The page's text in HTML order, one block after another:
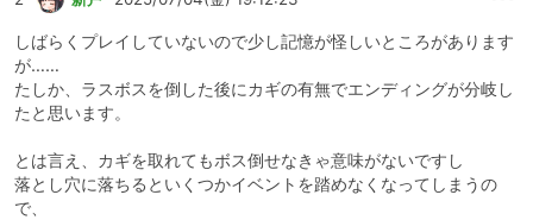
しばらくプレイしていないので少し記憶が怪しいところがあります
が……
たしか、ラスボスを倒した後にカギの有無でエンディングが分岐し
たと思います。
とは言え、カギを取れてもボス倒せなきゃ意味がないですし
落とし穴に落ちるといくつかイベントを踏めなくなってしまうの
で、